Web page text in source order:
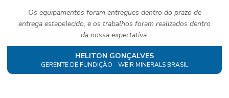
Os equipamentos foram entregues dentro do prazo de
entrega estabelecido, e os trabalhos foram realizados dentro
da nossa expectativa.
HELITON GONÇALVES
GERENTE DE FUNDIÇÃO - WEIR MINERALS BRASIL